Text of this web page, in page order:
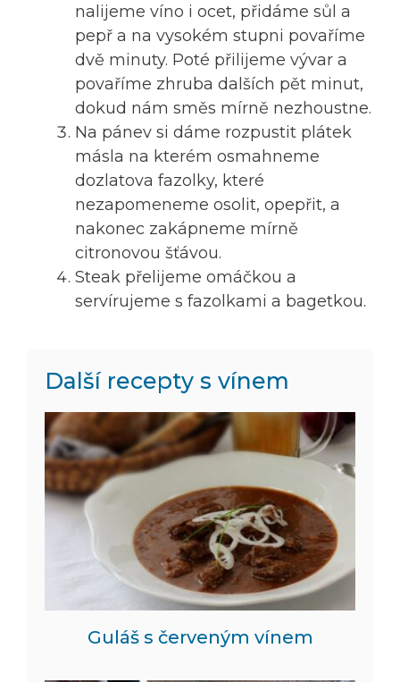
nalijeme víno i ocet, přidáme sůl a
pepř a na vysokém stupni povaříme
dvě minuty. Poté přilijeme vývar a
povaříme zhruba dalších pět minut,
dokud nám směs mírně nezhoustne.
Na pánev si dáme rozpustit plátek
másla na kterém osmahneme
dozlatova fazolky, které
nezapomeneme osolit, opepřit, a
nakonec zakápneme mírně
citronovou šťávou.
Steak přelijeme omáčkou a
servírujeme s fazolkami a bagetkou.
Další recepty s vínem
Guláš s červeným vínem